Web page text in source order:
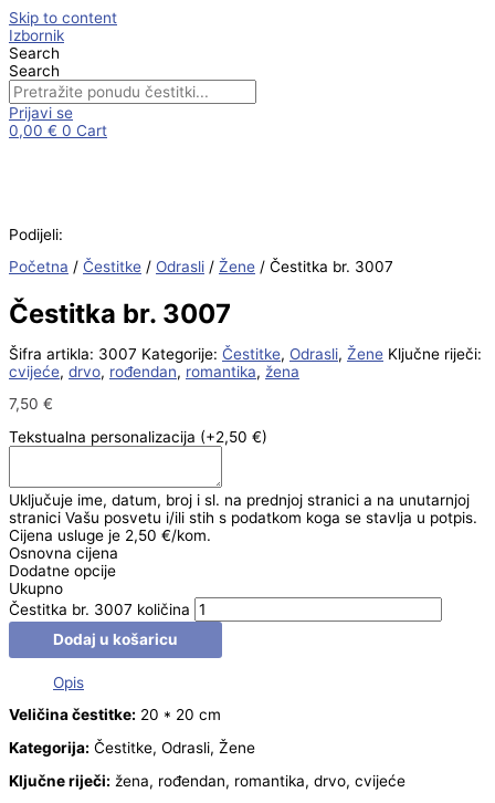
Skip to content
Izbornik
Search
Search
Prijavi se
0,00 € 0 Cart
Podijeli:
Početna / Čestitke / Odrasli / Žene / Čestitka br. 3007
Čestitka br. 3007
Šifra artikla: 3007 Kategorije: Čestitke, Odrasli, Žene Ključne riječi:
cvijeće, drvo, rođendan, romantika, žena
7,50 €
Tekstualna personalizacija (+2,50 €)
Uključuje ime, datum, broj i sl. na prednjoj stranici a na unutarnjoj
stranici Vašu posvetu i/ili stih s podatkom koga se stavlja u potpis.
Cijena usluge je 2,50 €/kom.
Osnovna cijena
Dodatne opcije
Ukupno
Čestitka br. 3007 količina
Dodaj u košaricu
Opis
Veličina čestitke: 20 * 20 cm
Kategorija: Čestitke, Odrasli, Žene
Ključne riječi: žena, rođendan, romantika, drvo, cvijeće